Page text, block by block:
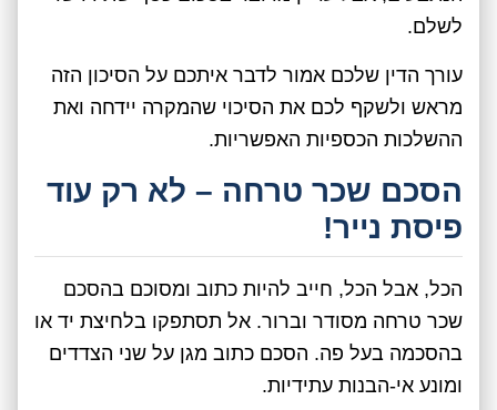
לשלם.
עורך הדין שלכם אמור לדבר איתכם על הסיכון הזה
מראש ולשקף לכם את הסיכוי שהמקרה יידחה ואת
ההשלכות הכספיות האפשריות.
הסכם שכר טרחה – לא רק עוד
פיסת נייר!
הכל, אבל הכל, חייב להיות כתוב ומסוכם בהסכם
שכר טרחה מסודר וברור. אל תסתפקו בלחיצת יד או
בהסכמה בעל פה. הסכם כתוב מגן על שני הצדדים
ומונע אי-הבנות עתידיות.